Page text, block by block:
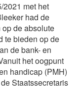
2021 met het
had de
de absolute
te bieden op de
de bank- en
het oogpunt
handicap (PMH)
Staatssecretaris